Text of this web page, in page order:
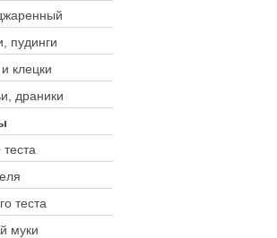
пудинги
клецки
драники
теста
муки